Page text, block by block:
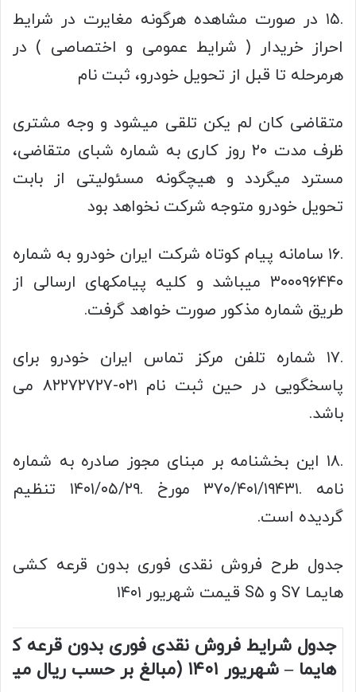
.۱۵ در صورت مشاهده هرگونه مغایرت در شرایط
احراز خریدار ( شرایط عمومی و اختصاصی ) در
هرمرحله تا قبل از تحویل خودرو، ثبت نام
متقاضی کان لم یکن تلقی میشود و وجه مشتری
ظرف مدت ۲۰ روز کاری به شماره شبای متقاضی،
مسترد میگردد و هیچگونه مسئولیتی از بابت
تحویل خودرو متوجه شرکت نخواهد بود
.۱۶ سامانه پیام کوتاه شرکت ایران خودرو به شماره
۳۰۰۰۹۶۴۴۰ میباشد و کلیه پیامکهای ارسالی از
طریق شماره مذکور صورت خواهد گرفت.
.۱۷ شماره تلفن مرکز تماس ایران خودرو برای
پاسخگویی در حین ثبت نام ۰۲۱-۸۲۲۷۲۷۲۷ می
باشد.
.۱۸ این بخشنامه بر مبنای مجوز صادره به شماره
نامه .۳۷۰/۴۰۱/۱۹۴۳۱ مورخ .۱۴۰۱/۰۵/۲۹ تنظیم
گردیده است.
جدول طرح فروش نقدی فوری بدون قرعه کشی
هایمـا S7 و S5 قیمت شهریور ۱۴۰۱
جدول شرایط فروش نقدی فوری بدون قرعه
هایما – شهریور ۱۴۰۱ (مبالغ بر حسب ریال میباشد)